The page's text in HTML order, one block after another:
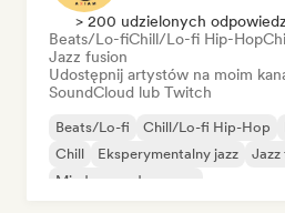
> 200 udzielonych
Beats/Lo-fiChill/Lo-fi Hip-Hop
Jazz fusion
Udostępnij artystów na moim
SoundCloud lub Twitch
Beats/Lo-fi Chill/Lo-fi Hip-Hop
Chill
Eksperymentalny jazz Jazz
Międzynarodowy rap